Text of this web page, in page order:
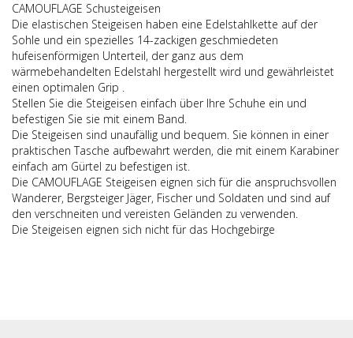
CAMOUFLAGE Schusteigeisen
Die elastischen Steigeisen haben eine Edelstahlkette auf der
Sohle und ein spezielles 14-zackigen geschmiedeten
hufeisenförmigen Unterteil, der ganz aus dem
wärmebehandelten Edelstahl hergestellt wird und gewährleistet
einen optimalen Grip .
Stellen Sie die Steigeisen einfach über Ihre Schuhe ein und
befestigen Sie sie mit einem Band.
Die Steigeisen sind unaufällig und bequem. Sie können in einer
praktischen Tasche aufbewahrt werden, die mit einem Karabiner
einfach am Gürtel zu befestigen ist.
Die CAMOUFLAGE Steigeisen eignen sich für die anspruchsvollen
Wanderer, Bergsteiger Jäger, Fischer und Soldaten und sind auf
den verschneiten und vereisten Geländen zu verwenden.
Die Steigeisen eignen sich nicht für das Hochgebirge